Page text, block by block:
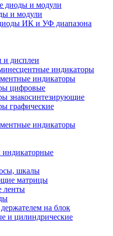
диоды и модули
и модули
ИК и УФ диапазона
и дисплеи
индикаторы
индикаторы
цифровые
знакосинтезирующие
графические
индикаторы
шкалы
матрицы
ленты
на блок
и цилиндрические